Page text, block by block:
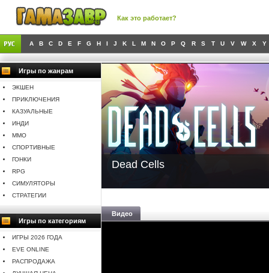
Как это работает?
A B C D E F G H I J K L M N O P Q R S T U V W X Y
Игры по жанрам
ЭКШЕН
ПРИКЛЮЧЕНИЯ
КАЗУАЛЬНЫЕ
ИНДИ
MMO
СПОРТИВНЫЕ
ГОНКИ
RPG
СИМУЛЯТОРЫ
СТРАТЕГИИ
Игры по категориям
ИГРЫ 2026 ГОДА
EVE ONLINE
РАСПРОДАЖА
Dead Cells
Видео